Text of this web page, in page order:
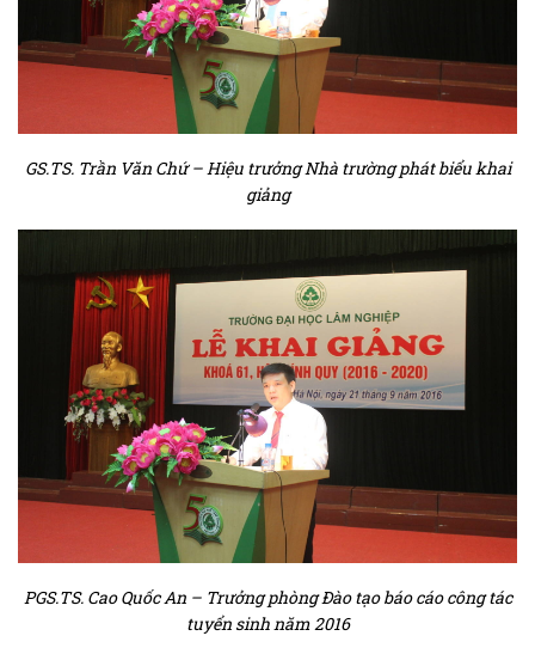
GS.TS. Trần Văn Chứ – Hiệu trưởng Nhà trường phát biểu khai
giảng
PGS.TS. Cao Quốc An – Trưởng phòng Đào tạo báo cáo công tác
tuyển sinh năm 2016